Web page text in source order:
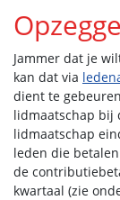
Jammer dat je
kan dat via
dient te
lidmaatschap bij
lidmaatschap
leden die
de
kwartaal (zie